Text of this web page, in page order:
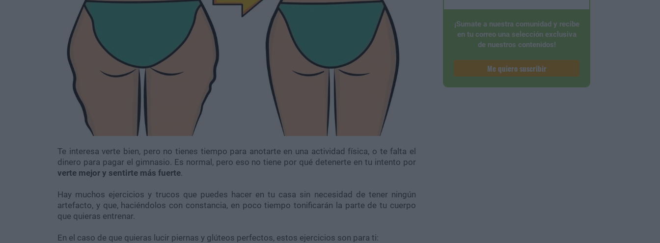
Te interesa verte bien, pero no tienes tiempo para anotarte en una actividad física, o te falta el
dinero para pagar el gimnasio. Es normal, pero eso no tiene por qué detenerte en tu intento por
verte mejor y sentirte más fuerte.
Hay muchos ejercicios y trucos que puedes hacer en tu casa sin necesidad de tener ningún
artefacto, y que, haciéndolos con constancia, en poco tiempo tonificarán la parte de tu cuerpo
que quieras entrenar.
En el caso de que quieras lucir piernas y glúteos perfectos, estos ejercicios son para ti:
¡Sumate a nuestra comunidad y recibe
en tu correo una selección exclusiva
de nuestros contenidos!
Me quiero suscribir